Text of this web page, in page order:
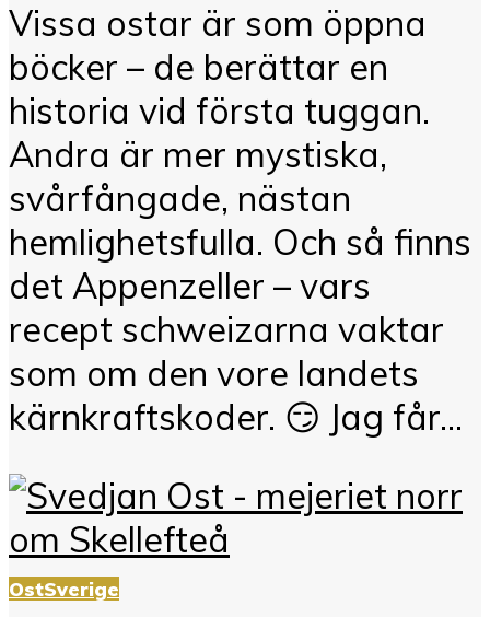
Vissa ostar är som öppna
böcker – de berättar en
historia vid första tuggan.
Andra är mer mystiska,
svårfångade, nästan
hemlighetsfulla. Och så finns
det Appenzeller – vars
recept schweizarna vaktar
som om den vore landets
kärnkraftskoder. 😏 Jag får...
OstSverige